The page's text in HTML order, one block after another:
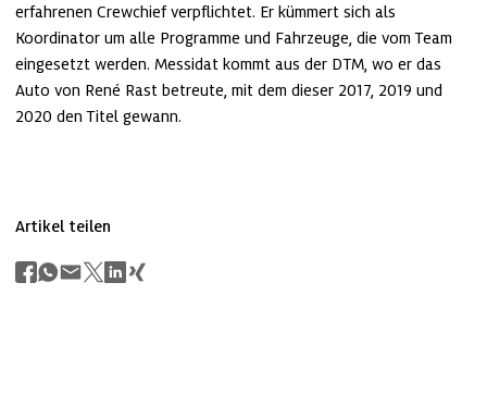
erfahrenen Crewchief verpflichtet. Er kümmert sich als
Koordinator um alle Programme und Fahrzeuge, die vom Team
eingesetzt werden. Messidat kommt aus der DTM, wo er das
Auto von René Rast betreute, mit dem dieser 2017, 2019 und
2020 den Titel gewann.
Artikel teilen